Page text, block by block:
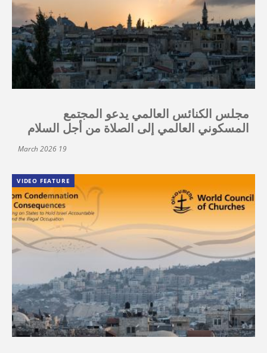
مجلس الكنائس العالمي يدعو المجتمع
المسكوني العالمي إلى الصلاة من أجل السلام
19 March 2026
VIDEO FEATURE